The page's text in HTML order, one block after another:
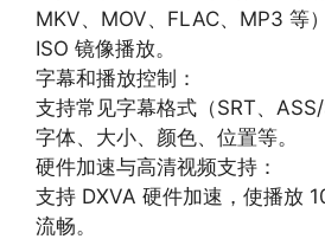
MKV、MOV、FLAC、MP3 等
ISO 镜像播放。
字幕和播放控制：
支持常见字幕格式（SRT、
字体、大小、颜色、位置等。
硬件加速与高清视频支持：
支持 DXVA 硬件加速，使播放
流畅。